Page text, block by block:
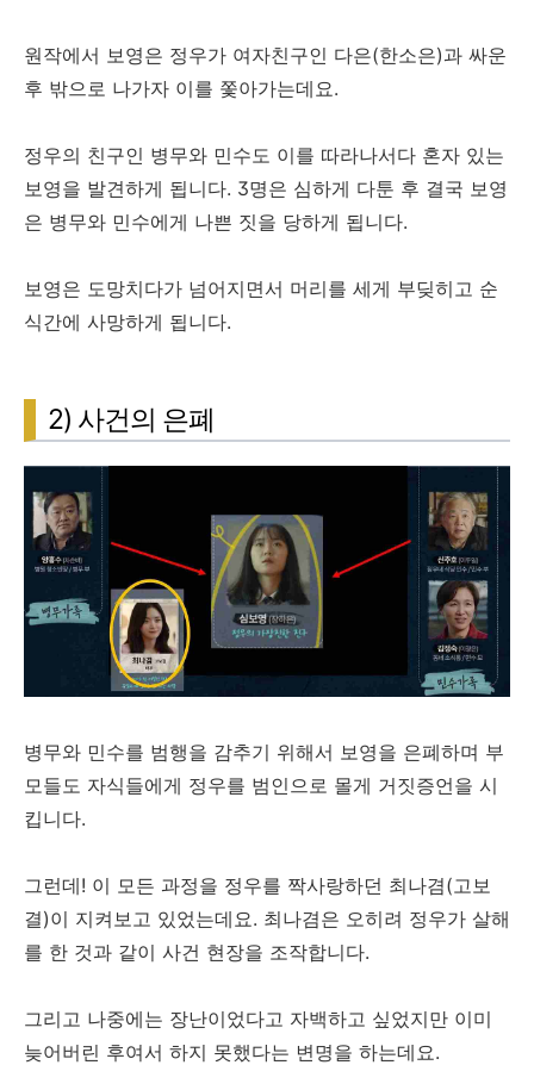
원작에서 보영은 정우가 여자친구인 다은(한소은)과 싸운
후 밖으로 나가자 이를 쫓아가는데요.
정우의 친구인 병무와 민수도 이를 따라나서다 혼자 있는
보영을 발견하게 됩니다. 3명은 심하게 다툰 후 결국 보영
은 병무와 민수에게 나쁜 짓을 당하게 됩니다.
보영은 도망치다가 넘어지면서 머리를 세게 부딪히고 순
식간에 사망하게 됩니다.
2) 사건의 은폐
병무와 민수를 범행을 감추기 위해서 보영을 은폐하며 부
모들도 자식들에게 정우를 범인으로 몰게 거짓증언을 시
킵니다.
그런데! 이 모든 과정을 정우를 짝사랑하던 최나겸(고보
결)이 지켜보고 있었는데요. 최나겸은 오히려 정우가 살해
를 한 것과 같이 사건 현장을 조작합니다.
그리고 나중에는 장난이었다고 자백하고 싶었지만 이미
늦어버린 후여서 하지 못했다는 변명을 하는데요.